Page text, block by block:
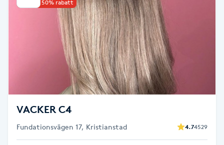
Hollywood Peel
Upp till 50% rabatt
VACKER C4
Fundationsvägen 17, Kristianstad 4.74529